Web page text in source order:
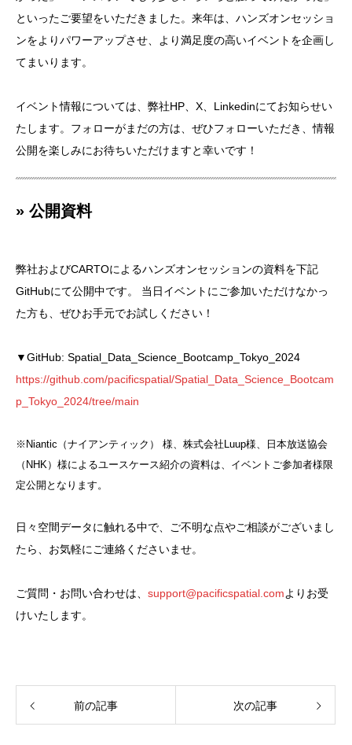
といったご要望をいただきました。来年は、ハンズオンセッショ
ンをよりパワーアップさせ、より満足度の高いイベントを企画し
てまいります。
イベント情報については、弊社HP、X、Linkedinにてお知らせい
たします。フォローがまだの方は、ぜひフォローいただき、情報
公開を楽しみにお待ちいただけますと幸いです！
» 公開資料
弊社およびCARTOによるハンズオンセッションの資料を下記
GitHubにて公開中です。 当日イベントにご参加いただけなかっ
た方も、ぜひお手元でお試しください！
▼GitHub: Spatial_Data_Science_Bootcamp_Tokyo_2024
https://github.com/pacificspatial/Spatial_Data_Science_Bootcam
p_Tokyo_2024/tree/main
※Niantic（ナイアンティック） 様、株式会社Luup様、日本放送協会
（NHK）様によるユースケース紹介の資料は、イベントご参加者様限
定公開となります。
日々空間データに触れる中で、ご不明な点やご相談がございまし
たら、お気軽にご連絡くださいませ。
ご質問・お問い合わせは、 support@pacificspatial.comよりお受
けいたします。
前の記事 次の記事